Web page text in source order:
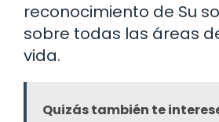
reconocimiento de Su
sobre todas las áreas
vida.
Quizás también te